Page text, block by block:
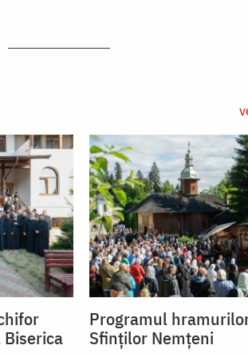
Programul
Sfinților Nemțeni